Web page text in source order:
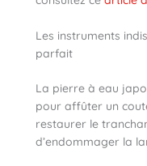
Les instruments
parfait
La pierre à eau
pour affûter un
restaurer le
d’endommager la